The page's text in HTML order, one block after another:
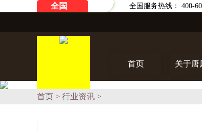
全国 全国服务热线： 400-
首页 关于唐
首页 > 行业资讯 >